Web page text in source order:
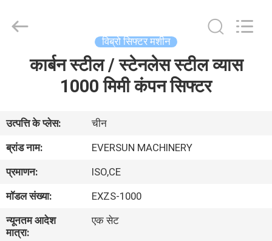
वीआर
दिखाएँ
हमारे
बारे
विब्रो सिफ्टर मशीन
कार्बन स्टील / स्टेनलेस स्टील व्यास
1000 मिमी कंपन सिफ्टर
उत्पत्ति के प्लेस:
चीन
ब्रांड नाम:
EVERSUN MACHINERY
प्रमाणन:
ISO,CE
मॉडल संख्या:
EXZS-1000
न्यूनतम आदेश
मात्रा:
एक सेट